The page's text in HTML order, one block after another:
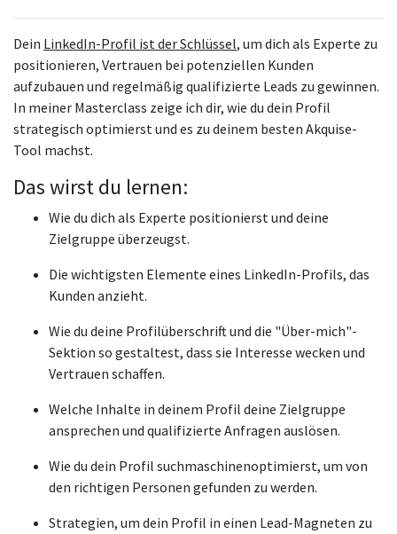
Dein LinkedIn-Profil ist der Schlüssel, um dich als Experte zu
positionieren, Vertrauen bei potenziellen Kunden
aufzubauen und regelmäßig qualifizierte Leads zu gewinnen.
In meiner Masterclass zeige ich dir, wie du dein Profil
strategisch optimierst und es zu deinem besten Akquise-
Tool machst.
Das wirst du lernen:
Wie du dich als Experte positionierst und deine
Zielgruppe überzeugst.
Die wichtigsten Elemente eines LinkedIn-Profils, das
Kunden anzieht.
Wie du deine Profilüberschrift und die "Über-mich"-
Sektion so gestaltest, dass sie Interesse wecken und
Vertrauen schaffen.
Welche Inhalte in deinem Profil deine Zielgruppe
ansprechen und qualifizierte Anfragen auslösen.
Wie du dein Profil suchmaschinenoptimierst, um von
den richtigen Personen gefunden zu werden.
Strategien, um dein Profil in einen Lead-Magneten zu